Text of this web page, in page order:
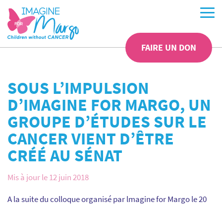
FAIRE UN DON
SOUS L’IMPULSION
D’IMAGINE FOR MARGO, UN
GROUPE D’ÉTUDES SUR LE
CANCER VIENT D’ÊTRE
CRÉÉ AU SÉNAT
Mis à jour le 12 juin 2018
A la suite du colloque organisé par lmagine for Margo le 20